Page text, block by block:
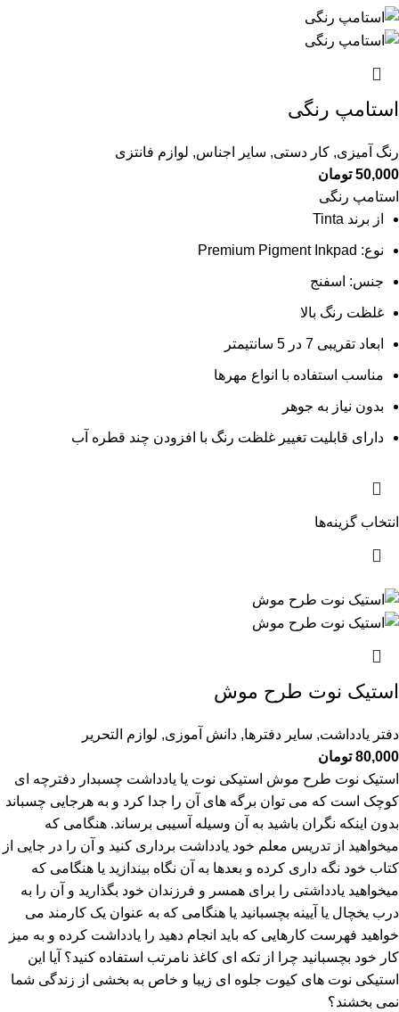
استامپ رنگی
رنگ آمیزی, کار دستی, سایر اجناس, لوازم فانتزی
50,000 تومان
استامپ رنگی
از برند Tinta
نوع: Premium Pigment Inkpad
جنس: اسفنج
غلظت رنگ بالا
ابعاد تقریبی 7 در 5 سانتیمتر
مناسب استفاده با انواع مهرها
بدون نیاز به جوهر
دارای قابلیت تغییر غلظت رنگ با افزودن چند قطره آب
انتخاب گزینه‌ها
استیک نوت طرح موش
دفتر یادداشت, سایر دفترها, دانش آموزی, لوازم التحریر
80,000 تومان
استیک نوت طرح موش استیکی نوت یا یادداشت چسبدار دفترچه ای
کوچک است که می توان برگه های آن را جدا کرد و به هرجایی چسباند
بدون اینکه نگران باشید به آن وسیله آسیبی برساند. هنگامی که
میخواهید از تدریس معلم خود یادداشت برداری کنید و آن را در جایی از
کتاب خود نگه داری کرده و بعدها به آن نگاه بیندازید یا هنگامی که
میخواهید یادداشتی را برای همسر و فرزندان خود بگذارید و آن را به
درب یخچال یا آیینه بچسبانید یا هنگامی که به عنوان یک کارمند می
خواهید فهرست کارهایی که باید انجام دهید را یادداشت کرده و به میز
کار خود بچسبانید چرا از تکه ای کاغذ نامرتب استفاده کنید؟ آیا این
استیکی نوت های کیوت جلوه ای زیبا و خاص به بخشی از زندگی شما
نمی بخشند؟